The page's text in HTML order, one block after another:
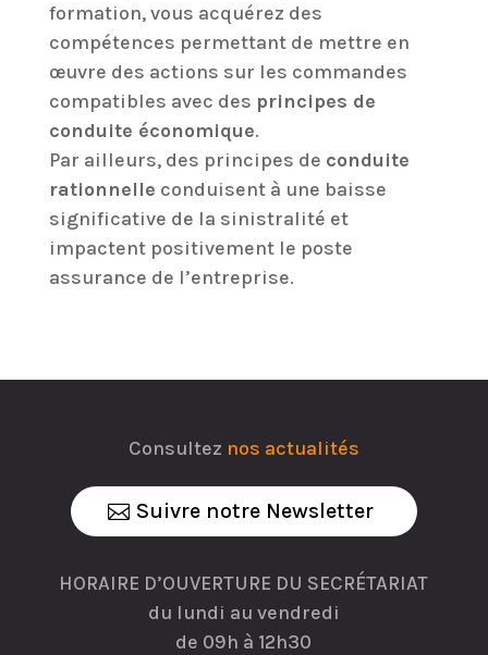
formation, vous acquérez des
compétences permettant de mettre en
œuvre des actions sur les commandes
compatibles avec des principes de
conduite économique.
Par ailleurs, des principes de conduite
rationnelle conduisent à une baisse
significative de la sinistralité et
impactent positivement le poste
assurance de l’entreprise.
Consultez nos actualités
Suivre notre Newsletter
HORAIRE D’OUVERTURE DU SECRÉTARIAT
du lundi au vendredi
de 09h à 12h30